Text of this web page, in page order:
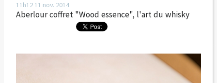
11h1211 nov. 2014
Aberlour coffret "Wood essence", l'art du whisky